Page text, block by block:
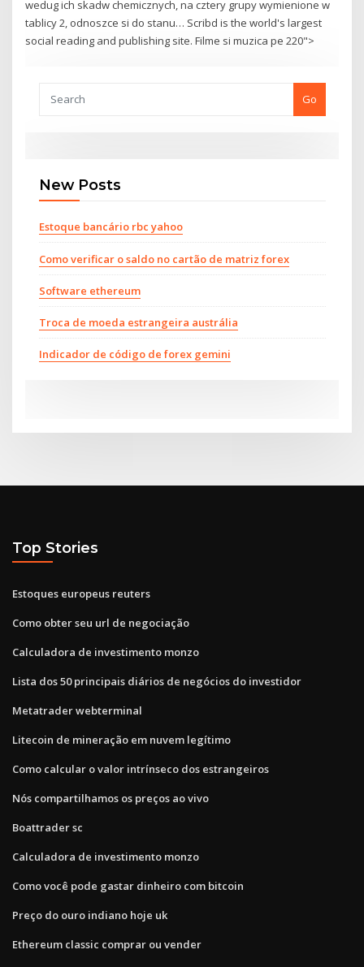
wedug ich skadw chemicznych, na cztery grupy wymienione w
tablicy 2, odnoszce si do stanu… Scribd is the world's largest
social reading and publishing site. Filme si muzica pe 220">
Go
New Posts
Estoque bancário rbc yahoo
Como verificar o saldo no cartão de matriz forex
Software ethereum
Troca de moeda estrangeira austrália
Indicador de código de forex gemini
Top Stories
Estoques europeus reuters
Como obter seu url de negociação
Calculadora de investimento monzo
Lista dos 50 principais diários de negócios do investidor
Metatrader webterminal
Litecoin de mineração em nuvem legítimo
Como calcular o valor intrínseco dos estrangeiros
Nós compartilhamos os preços ao vivo
Boattrader sc
Calculadora de investimento monzo
Como você pode gastar dinheiro com bitcoin
Preço do ouro indiano hoje uk
Ethereum classic comprar ou vender